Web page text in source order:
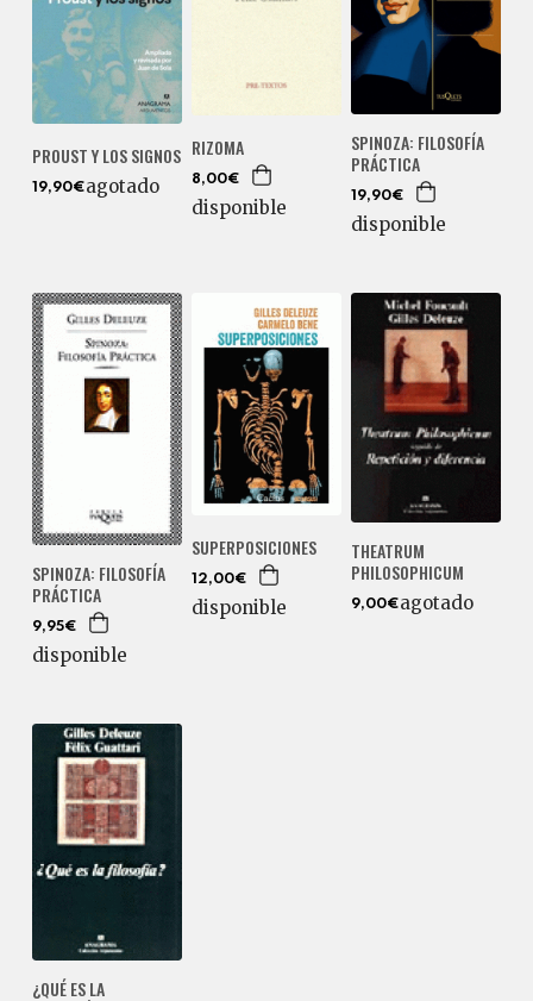
PROUST Y LOS SIGNOS
19,90€agotado
RIZOMA
8,00€
disponible
SPINOZA: FILOSOFÍA
PRÁCTICA
19,90€
disponible
SPINOZA: FILOSOFÍA
PRÁCTICA
9,95€
disponible
SUPERPOSICIONES
12,00€
disponible
THEATRUM
PHILOSOPHICUM
9,00€agotado
¿QUÉ ES LA